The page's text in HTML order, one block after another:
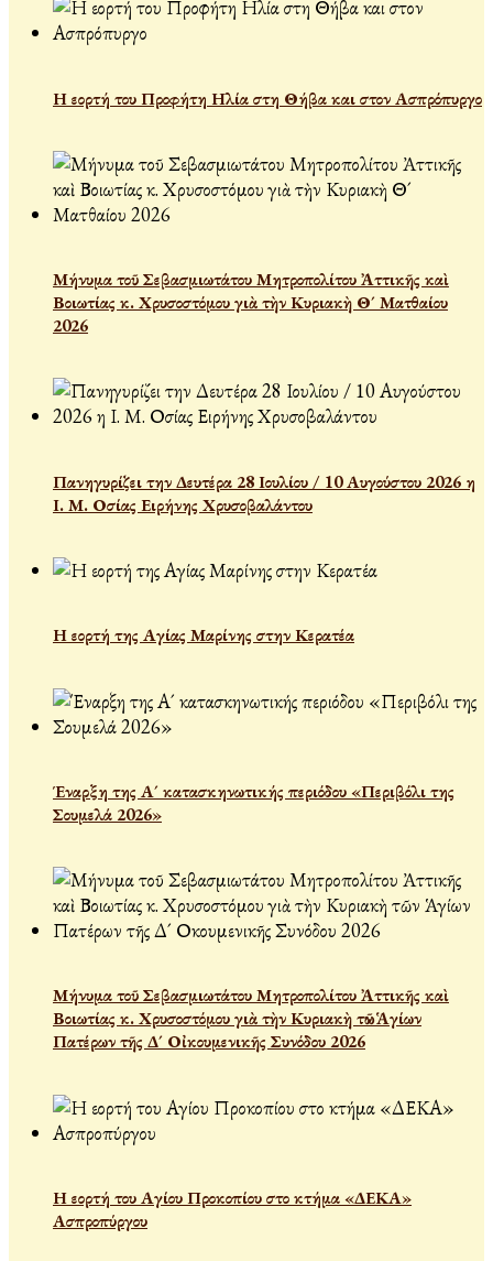
Η εορτή του Προφήτη Ηλία στη Θήβα και στον Ασπρόπυργο
Μήνυμα τοῦ Σεβασμιωτάτου Μητροπολίτου Ἀττικῆς καὶ
Βοιωτίας κ. Χρυσοστόμου γιὰ τὴν Κυριακὴ Θ´ Ματθαίου
2026
Πανηγυρίζει την Δευτέρα 28 Ιουλίου / 10 Αυγούστου 2026 η
Ι. Μ. Οσίας Ειρήνης Χρυσοβαλάντου
Η εορτή της Αγίας Μαρίνης στην Κερατέα
Έναρξη της Α´ κατασκηνωτικής περιόδου «Περιβόλι της
Σουμελά 2026»
Μήνυμα τοῦ Σεβασμιωτάτου Μητροπολίτου Ἀττικῆς καὶ
Βοιωτίας κ. Χρυσοστόμου γιὰ τὴν Κυριακὴ τῶν Ἁγίων
Πατέρων τῆς Δ´ Οἰκουμενικῆς Συνόδου 2026
Η εορτή του Αγίου Προκοπίου στο κτήμα «ΔΕΚΑ»
Ασπροπύργου